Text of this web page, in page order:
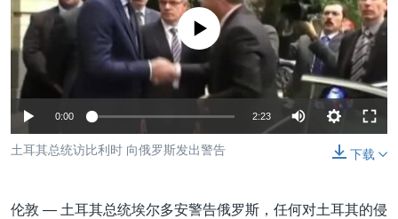
中东
非洲
美洲
全球议题
人权·法律·宗教
科教·文娱·体健
军事
劳工
环境
热点专题
国会报道
美中关系
美国建国250周年
VOA视频
VOA今日焦点
中文广播
关注我们
没有媒体可用资源
0:00 2:23
下载
土耳其总统访比利时 向俄罗斯发出警告
伦敦 — 土耳其总统埃尔多安警告俄罗斯，任何对土耳其的侵